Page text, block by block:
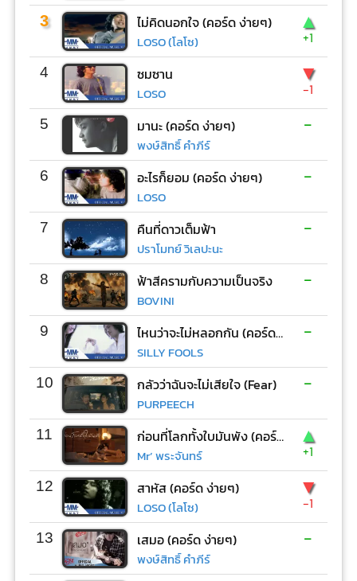
3 ไม่คิดนอกใจ (คอร์ด ง่ายๆ)
LOSO (โลโซ)
▲
+1
4 ซมซาน
LOSO
▼
-1
5 มานะ (คอร์ด ง่ายๆ)
พงษ์สิทธิ์ คำภีร์
-
6 อะไรก็ยอม (คอร์ด ง่ายๆ)
LOSO
-
7 คืนที่ดาวเต็มฟ้า
ปราโมทย์ วิเลปะนะ
-
8 ฟ้าสีครามกับความเป็นจริง
BOVINI
-
9 ไหนว่าจะไม่หลอกกัน (คอร์ด ง่ายๆ)
SILLY FOOLS
-
10 กลัวว่าฉันจะไม่เสียใจ (Fear)
PURPEECH
-
11 ก่อนที่โลกทั้งใบมันพัง (คอร์ด ง่ายๆ)
Mr’ พระจันทร์
▲
+1
12 สาหัส (คอร์ด ง่ายๆ)
LOSO (โลโซ)
▼
-1
13 เสมอ (คอร์ด ง่ายๆ)
พงษ์สิทธิ์ คำภีร์
-